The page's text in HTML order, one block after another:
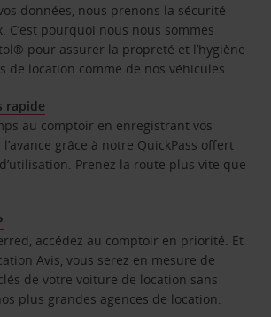
données, nous prenons la sécurité
C’est pourquoi nous nous sommes
pour assurer la propreté et l’hygiène
de location comme de nos véhicules.
rapide
au comptoir en enregistrant vos
grâce à notre QuickPass offert
Prenez la route plus vite que
accédez au comptoir en priorité. Et
Avis, vous serez en mesure de
de votre voiture de location sans
plus grandes agences de location.